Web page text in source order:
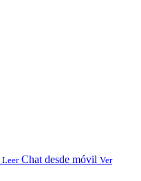
Leer Chat desde móvil Ver